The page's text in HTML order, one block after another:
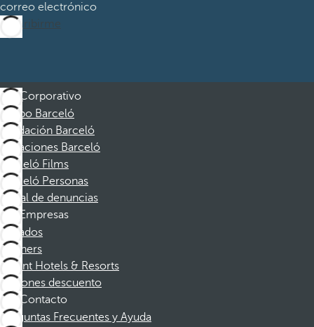
correo electrónico
Suscribirme
Corporativo
Grupo Barceló
Fundación Barceló
Vacaciones Barceló
Barceló Films
Barceló Personas
Canal de denuncias
Empresas
Afiliados
Partners
Dorint Hotels & Resorts
Cupones descuento
Contacto
Preguntas Frecuentes y Ayuda